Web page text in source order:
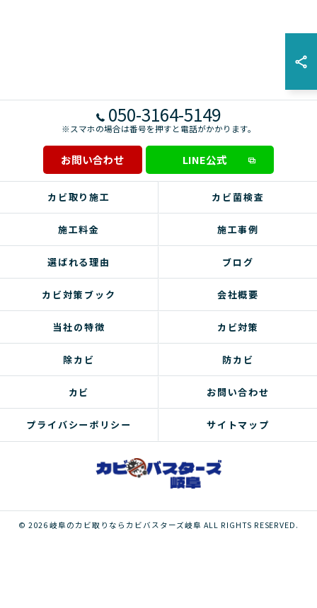
050-3164-5149
※スマホの場合は番号を押すと電話がかかります。
お問い合わせ LINE公式
カビ取り施工 カビ菌検査
施工料金 施工事例
選ばれる理由 ブログ
カビ対策ブック 会社概要
当社の特徴 カビ対策
除カビ 防カビ
カビ お問い合わせ
プライバシーポリシー サイトマップ
© 2026 岐阜のカビ取りならカビバスターズ岐阜 ALL RIGHTS RESERVED.